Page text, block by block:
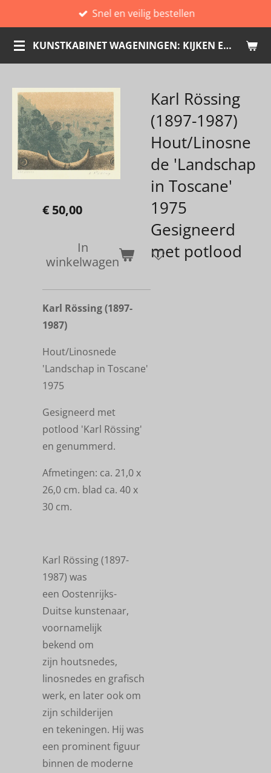
direct
naar
de
KUNSTKABINET WAGENINGEN: KIJKEN EN KOPEN
Snel en veilig bestellen
Karl Rössing
(1897-1987)
Hout/Linosne
de 'Landschap
in Toscane'
1975
Gesigneerd
met potlood
€ 50,00
In
winkelwagen
Karl Rössing (1897-
1987)
Hout/Linosnede
'Landschap in Toscane'
1975
Gesigneerd met
potlood 'Karl Rössing'
en genummerd.
Afmetingen: ca. 21,0 x
26,0 cm. blad ca. 40 x
30 cm.
Karl Rössing (1897-
1987) was
een Oostenrijks-
Duitse kunstenaar,
voornamelijk
bekend om
zijn houtsnedes,
linosnedes en grafisch
werk, en later ook om
zijn schilderijen
en tekeningen. Hij was
een prominent figuur
binnen de moderne